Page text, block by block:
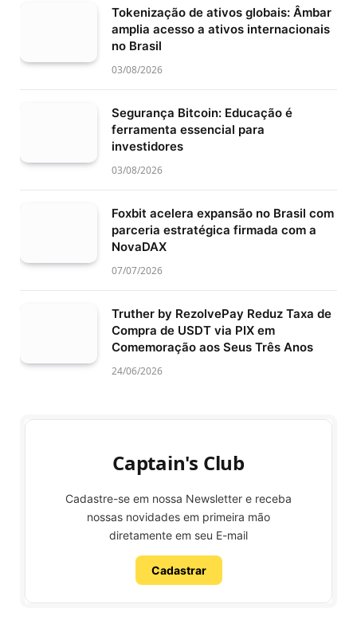
Tokenização de ativos globais: Âmbar
amplia acesso a ativos internacionais
no Brasil
03/08/2026
Segurança Bitcoin: Educação é
ferramenta essencial para
investidores
03/08/2026
Foxbit acelera expansão no Brasil com
parceria estratégica firmada com a
NovaDAX
07/07/2026
Truther by RezolvePay Reduz Taxa de
Compra de USDT via PIX em
Comemoração aos Seus Três Anos
24/06/2026
Captain's Club
Cadastre-se em nossa Newsletter e receba
nossas novidades em primeira mão
diretamente em seu E-mail
Cadastrar